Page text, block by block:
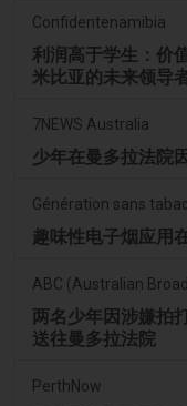
Confidentenamibia
利润高于学生：价
米比亚的未来领导
7NEWS Australia
少年在曼多拉法院
Génération sans tabac
趣味性电子烟应用
两名少年因涉嫌拍
送往曼多拉法院
PerthNow